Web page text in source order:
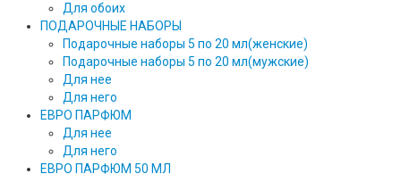
Для обоих
ПОДАРОЧНЫЕ НАБОРЫ
Подарочные наборы 5 по 20 мл(женские)
Подарочные наборы 5 по 20 мл(мужские)
Для нее
Для него
ЕВРО ПАРФЮМ
Для нее
Для него
ЕВРО ПАРФЮМ 50 МЛ